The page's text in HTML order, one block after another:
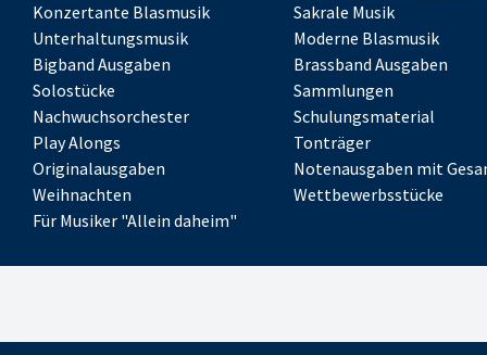
Konzertante Blasmusik
Sakrale Musik
Unterhaltungsmusik
Moderne Blasmusik
Bigband Ausgaben
Brassband Ausgaben
Solostücke
Sammlungen
Nachwuchsorchester
Schulungsmaterial
Play Alongs
Tonträger
Originalausgaben
Notenausgaben mit
Weihnachten
Wettbewerbsstücke
Für Musiker "Allein daheim"